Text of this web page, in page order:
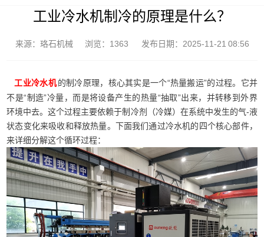
工业冷水机制冷的原理是什么？
来源：珞石机械 浏览：1363 发布日期：2025-11-21 08:56
工业冷水机 的制冷原理，核心其实是一个“热量搬运”的过程。它并
不是“制造”冷量，而是将设备产生的热量“抽取”出来，并转移到外界
环境中去。这个过程主要依赖于制冷剂（冷媒）在系统中发生的气-液
状态变化来吸收和释放热量。下面我们通过冷水机的四个核心部件，
来详细分解这个循环过程：